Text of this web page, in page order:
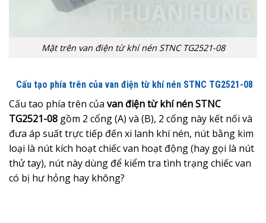
Mặt trên van điện từ khí nén STNC TG2521-08
Cấu tạo phía trên của van điện từ khí nén STNC TG2521-08
Cấu tao phía trên của van điện từ khí nén STNC
TG2521-08 gồm 2 cổng (A) và (B), 2 cổng này kết nối và
đưa áp suất trực tiếp đến xi lanh khí nén, nút bằng kim
loại là nút kích hoạt chiếc van hoạt động (hay gọi là nút
thử tay), nút này dùng để kiểm tra tình trạng chiếc van
có bị hư hỏng hay không?